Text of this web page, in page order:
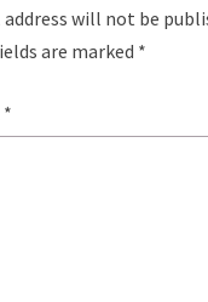
address will not be
are marked *
*